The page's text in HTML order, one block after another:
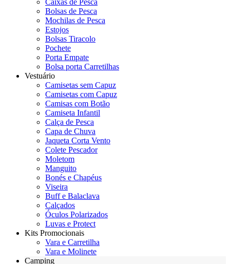
Caixas de Pesca
Bolsas de Pesca
Mochilas de Pesca
Estojos
Bolsas Tiracolo
Pochete
Porta Empate
Bolsa porta Carretilhas
Vestuário
Camisetas sem Capuz
Camisetas com Capuz
Camisas com Botão
Camiseta Infantil
Calça de Pesca
Capa de Chuva
Jaqueta Corta Vento
Colete Pescador
Moletom
Manguito
Bonés e Chapéus
Viseira
Buff e Balaclava
Calçados
Óculos Polarizados
Luvas e Protect
Kits Promocionais
Vara e Carretilha
Vara e Molinete
Camping